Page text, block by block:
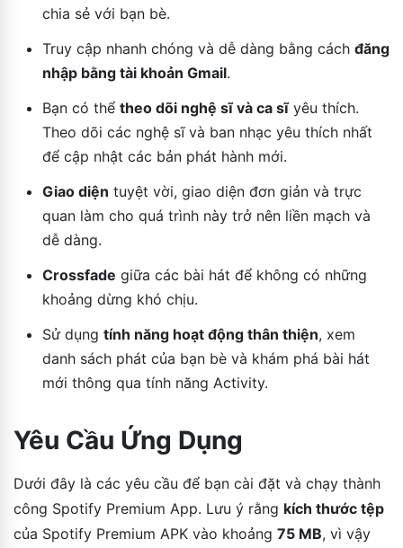
chia sẻ với bạn bè.
Truy cập nhanh chóng và dễ dàng bằng cách đăng
nhập bằng tài khoản Gmail.
Bạn có thể theo dõi nghệ sĩ và ca sĩyêu thích.
Theo dõi các nghệ sĩ và ban nhạc yêu thích nhất
để cập nhật các bản phát hành mới.
Giao diện tuyệt vời, giao diện đơn giản và trực
quan làm cho quá trình này trở nên liền mạch và
dễ dàng.
Crossfade giữa các bài hát để không có những
khoảng dừng khó chịu.
Sử dụng tính năng hoạt động thân thiện, xem
danh sách phát của bạn bè và khám phá bài hát
mới thông qua tính năng Activity.
Yêu Cầu Ứng Dụng
Dưới đây là các yêu cầu để bạn cài đặt và chạy thành
công Spotify Premium App. Lưu ý rằng kích thước tệp
của Spotify Premium APK vào khoảng 75 MB, vì vậy